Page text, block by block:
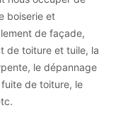
boiserie et
de façade,
de toiture et tuile, la
le dépannage
de toiture, le